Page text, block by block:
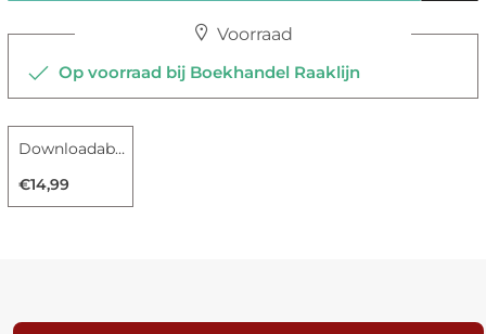
Voorraad
Op voorraad bij Boekhandel Raaklijn
Downloadable luisterboek
€14,99